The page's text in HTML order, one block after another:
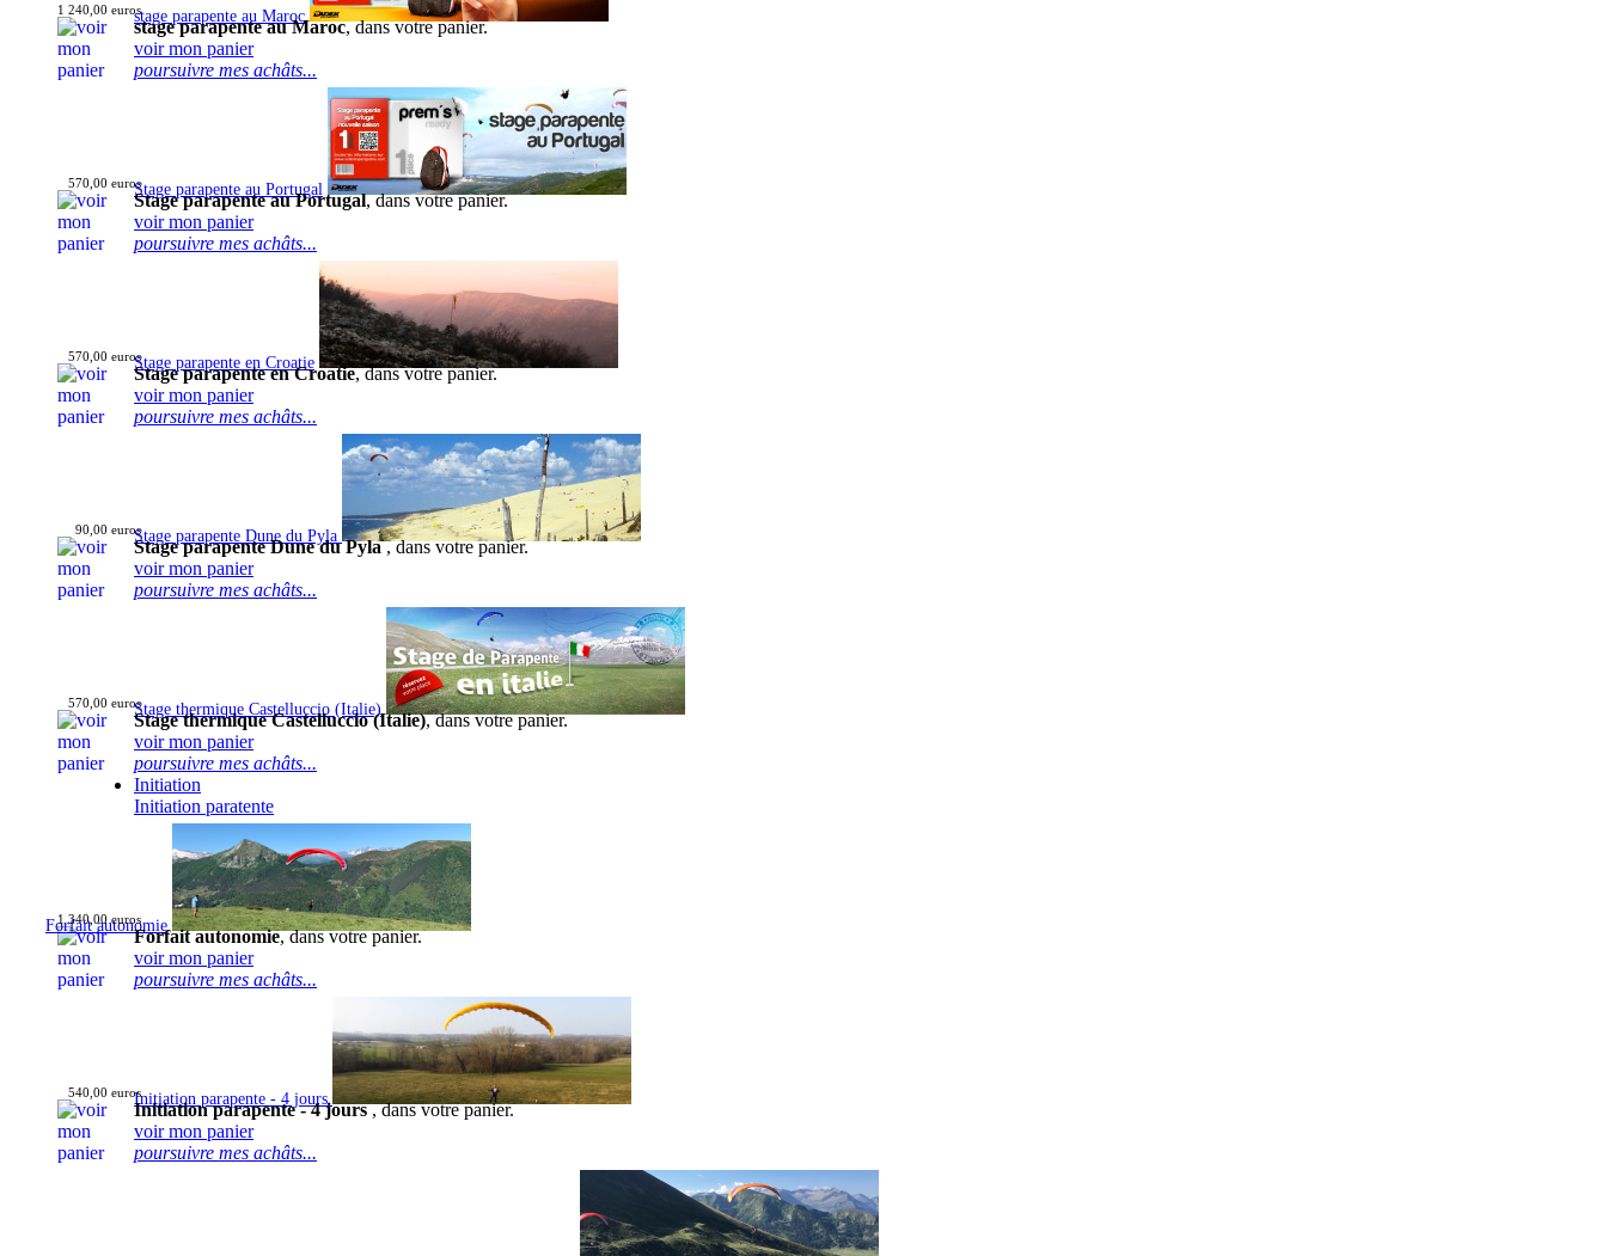
stage parapente au Maroc
1 240,00 euros
stage parapente au Maroc, dans votre panier.
voir mon panier
poursuivre mes achâts...
Stage parapente au Portugal
570,00 euros
Stage parapente au Portugal, dans votre panier.
voir mon panier
poursuivre mes achâts...
Stage parapente en Croatie
570,00 euros
Stage parapente en Croatie, dans votre panier.
voir mon panier
poursuivre mes achâts...
Stage parapente Dune du Pyla
90,00 euros
Stage parapente Dune du Pyla, dans votre panier.
voir mon panier
poursuivre mes achâts...
Stage thermique Castelluccio (Italie)
570,00 euros
Stage thermique Castelluccio (Italie), dans votre panier.
voir mon panier
poursuivre mes achâts...
Initiation
Initiation paratente
Forfait autonomie
1 340,00 euros
Forfait autonomie, dans votre panier.
voir mon panier
poursuivre mes achâts...
Initiation parapente - 4 jours
540,00 euros
Initiation parapente - 4 jours, dans votre panier.
voir mon panier
poursuivre mes achâts...